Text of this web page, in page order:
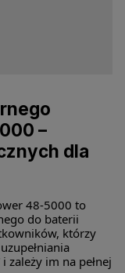
–
dla
48-5000 to
do baterii
którzy
zależy im na pełnej